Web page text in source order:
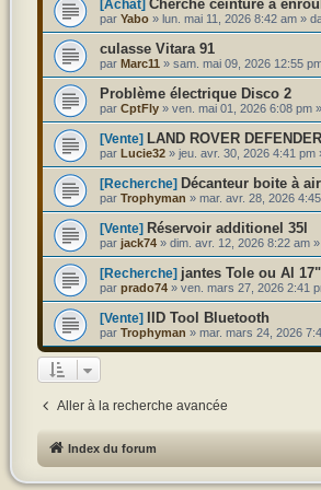
[Achat] Cherche ceinture à
par Yabo» lun. mai 11, 2026 8:42 am»
culasse Vitara 91
par Marc11 » sam. mai 09, 2026 12:55
Problème électrique Disco 2
par CptFly» ven. mai 01, 2026 6:08 pm»
[Vente] LAND ROVER
par Lucie32» jeu. avr. 30, 2026 4:41 pm
[Recherche] Décanteur boite à
par Trophyman » mar. avr. 28, 2026
[Vente] Réservoir additionel 35l
par jack74» dim. avr. 12, 2026 8:22 am»
[Recherche] jantes Tole ou Al
par prado74» ven. mars 27, 2026 2:41
[Vente] IID Tool Bluetooth
par Trophyman » mar. mars 24, 2026
Aller à la recherche avancée
Index du forum